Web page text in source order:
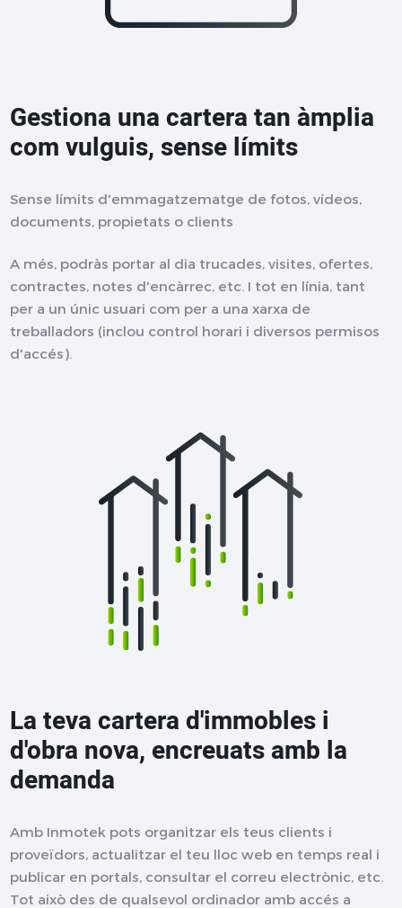
Gestiona una cartera tan àmplia
com vulguis, sense límits
Sense límits d'emmagatzematge de fotos, vídeos,
documents, propietats o clients
A més, podràs portar al dia trucades, visites, ofertes,
contractes, notes d'encàrrec, etc. I tot en línia, tant
per a un únic usuari com per a una xarxa de
treballadors (inclou control horari i diversos permisos
d'accés).
La teva cartera d'immobles i
d'obra nova, encreuats amb la
demanda
Amb Inmotek pots organitzar els teus clients i
proveïdors, actualitzar el teu lloc web en temps real i
publicar en portals, consultar el correu electrònic, etc.
Tot això des de qualsevol ordinador amb accés a